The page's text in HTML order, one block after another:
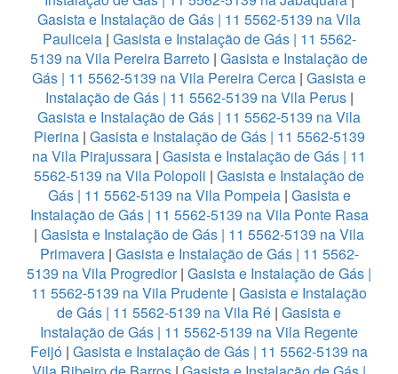
Gasista e Instalação de Gás | 11 5562-5139 na Vila
Pauliceia| Gasista e Instalação de Gás | 11 5562-
5139 na Vila Pereira Barreto | Gasista e Instalação de
Gás | 11 5562-5139 na Vila Pereira Cerca | Gasista e
Instalação de Gás | 11 5562-5139 na Vila Perus|
Gasista e Instalação de Gás | 11 5562-5139 na Vila
Pierina| Gasista e Instalação de Gás | 11 5562-5139
na Vila Pirajussara | Gasista e Instalação de Gás | 11
5562-5139 na Vila Polopoli | Gasista e Instalação de
Gás | 11 5562-5139 na Vila Pompeia| Gasista e
Instalação de Gás | 11 5562-5139 na Vila Ponte Rasa
| Gasista e Instalação de Gás | 11 5562-5139 na Vila
Primavera| Gasista e Instalação de Gás | 11 5562-
5139 na Vila Progredior| Gasista e Instalação de Gás |
11 5562-5139 na Vila Prudente | Gasista e Instalação
de Gás | 11 5562-5139 na Vila Ré | Gasista e
Instalação de Gás | 11 5562-5139 na Vila Regente
Feijó | Gasista e Instalação de Gás | 11 5562-5139 na